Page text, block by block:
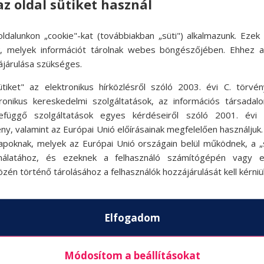
nincs meghirdetett
Látogass vissza később!
Akciók
oldal sütiket használ
„cookie"-kat (továbbiakban „süti") alkalmazunk. Ezek
melyek információt tárolnak webes böngészőjében. Ehhez
szükséges.
az elektronikus hírközlésről szóló 2003. évi C.
kereskedelmi szolgáltatások, az információs
szolgáltatások egyes kérdéseiről szóló 2001. évi
valamint az Európai Unió előírásainak megfelelően
melyek az Európai Unió országain belül működnek, a
és ezeknek a felhasználó számítógépén vagy
történő tárolásához a felhasználók hozzájárulását kell
Elfogadom
Módosítom a beállításokat